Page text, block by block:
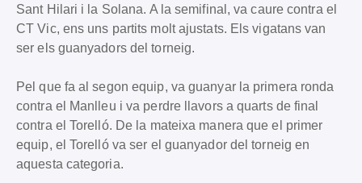
Sant Hilari i la Solana. A la semifinal, va caure contra el
CT Vic, ens uns partits molt ajustats. Els vigatans van
ser els guanyadors del torneig.
Pel que fa al segon equip, va guanyar la primera ronda
contra el Manlleu i va perdre llavors a quarts de final
contra el Torelló. De la mateixa manera que el primer
equip, el Torelló va ser el guanyador del torneig en
aquesta categoria.